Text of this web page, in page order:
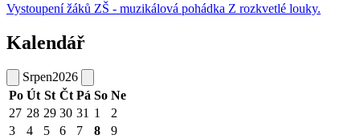
Vystoupení žáků ZŠ - muzikálová pohádka Z rozkvetlé louky.
Kalendář
Srpen2026
Po Út St Čt Pá So Ne
27 28 29 30 31 1
2
3
4 5 6 7 8
9